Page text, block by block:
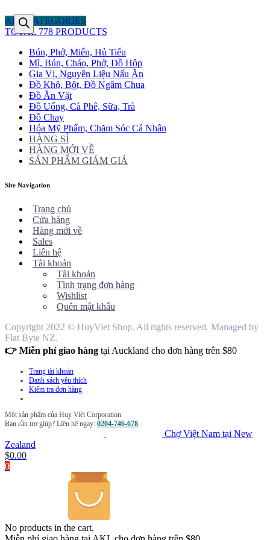
ALL CATEGORIES
TOTAL 778 PRODUCTS
Bún, Phở, Miến, Hủ Tiếu
Mì, Bún, Cháo, Phở, Đồ Hộp
Gia Vị, Nguyên Liệu Nấu Ăn
Đồ Khô, Bột, Đồ Ngâm Chua
Đồ Ăn Vặt
Đồ Uống, Cà Phê, Sữa, Trà
Đồ Chay
Hóa Mỹ Phẩm, Chăm Sóc Cá Nhân
HÀNG SỈ
HÀNG MỚI VỀ
SẢN PHẨM GIẢM GIÁ
Site Navigation
Trang chủ
Cửa hàng
Hàng mới về
Sales
Liên hệ
Tài khoản
Tài khoản
Tình trạng đơn hàng
Wishlist
Quên mật khẩu
Copyright 2022 © HuyViet Shop. All rights reserved. Managed by
Flat Byte NZ.
👉 Miễn phí giao hàng tại Auckland cho đơn hàng trên $80
Trang tài khoản
Danh sách yêu thích
Kiểm tra đơn hàng
Một sản phẩm của Huy Việt Corporation
Bạn cần trợ giúp? Liên hệ ngay: 0204-746-678
Chợ Việt Nam tại New
Zealand
$0.00
0
No products in the cart.